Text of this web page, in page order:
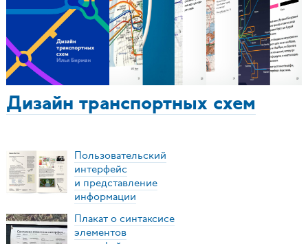
Дизайн транспортных схем
Пользовательский
интерфейс
и представление
информации
Плакат о синтаксисе
элементов